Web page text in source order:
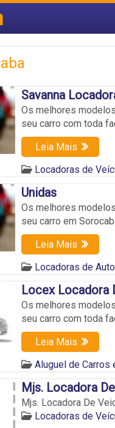
Savanna
Os melhores
seu carro com toda
Leia Mais
Locadoras de
Unidas
Os melhores
seu carro em
Leia Mais
Locadoras de
Locex Locadora
Os melhores
seu carro com toda
Leia Mais
Aluguel de Carros
Mjs. Locadora
Mjs. Locadora De
Locadoras de